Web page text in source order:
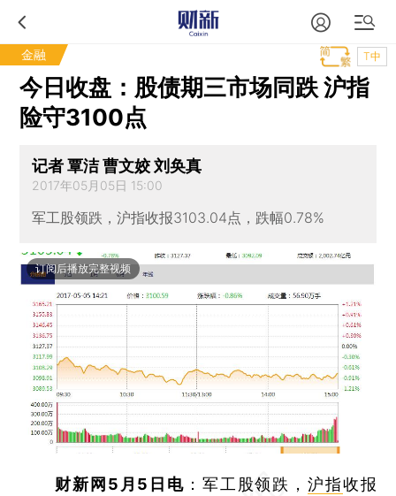
金融 T中
今日收盘：股债期三市场同跌 沪指
险守3100点
记者 覃洁 曹文姣 刘奂真
2017年05月05日 15:00
军工股领跌，沪指收报3103.04点，跌幅0.78%
订阅后播放完整视频
财新网5月5日电 ：军工股领跌，沪指收报